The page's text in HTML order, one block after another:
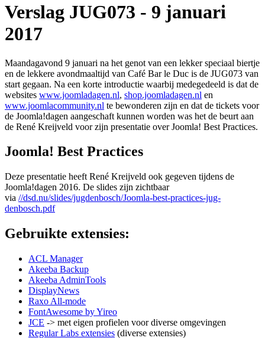
Verslag JUG073 - 9 januari
2017
Maandagavond 9 januari na het genot van een lekker speciaal biertje
en de lekkere avondmaaltijd van Café Bar le Duc is de JUG073 van
start gegaan. Na een korte introductie waarbij medegedeeld is dat de
websites www.joomladagen.nl, shop.joomladagen.nl en
www.joomlacommunity.nl te bewonderen zijn en dat de tickets voor
de Joomla!dagen aangeschaft kunnen worden was het de beurt aan
de René Kreijveld voor zijn presentatie over Joomla! Best Practices.
Joomla! Best Practices
Deze presentatie heeft René Kreijveld ook gegeven tijdens de
Joomla!dagen 2016. De slides zijn zichtbaar
via //dsd.nu/slides/jugdenbosch/Joomla-best-practices-jug-
denbosch.pdf
Gebruikte extensies:
ACL Manager
Akeeba Backup
Akeeba AdminTools
DisplayNews
Raxo All-mode
FontAwesome by Yireo
JCE -> met eigen profielen voor diverse omgevingen
Regular Labs extensies (diverse extensies)